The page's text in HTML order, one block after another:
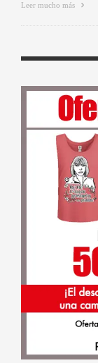
Leer mucho más